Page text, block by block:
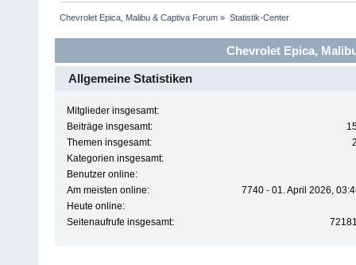
Chevrolet Epica, Malibu & Captiva Forum » Statistik-Center
Chevrolet Epica,
Allgemeine Statistiken
Mitglieder insgesamt:
Beiträge insgesamt:
Themen insgesamt:
Kategorien insgesamt:
Benutzer online:
Am meisten online:
7740 - 01. April 2026,
Heute online:
Seitenaufrufe insgesamt: